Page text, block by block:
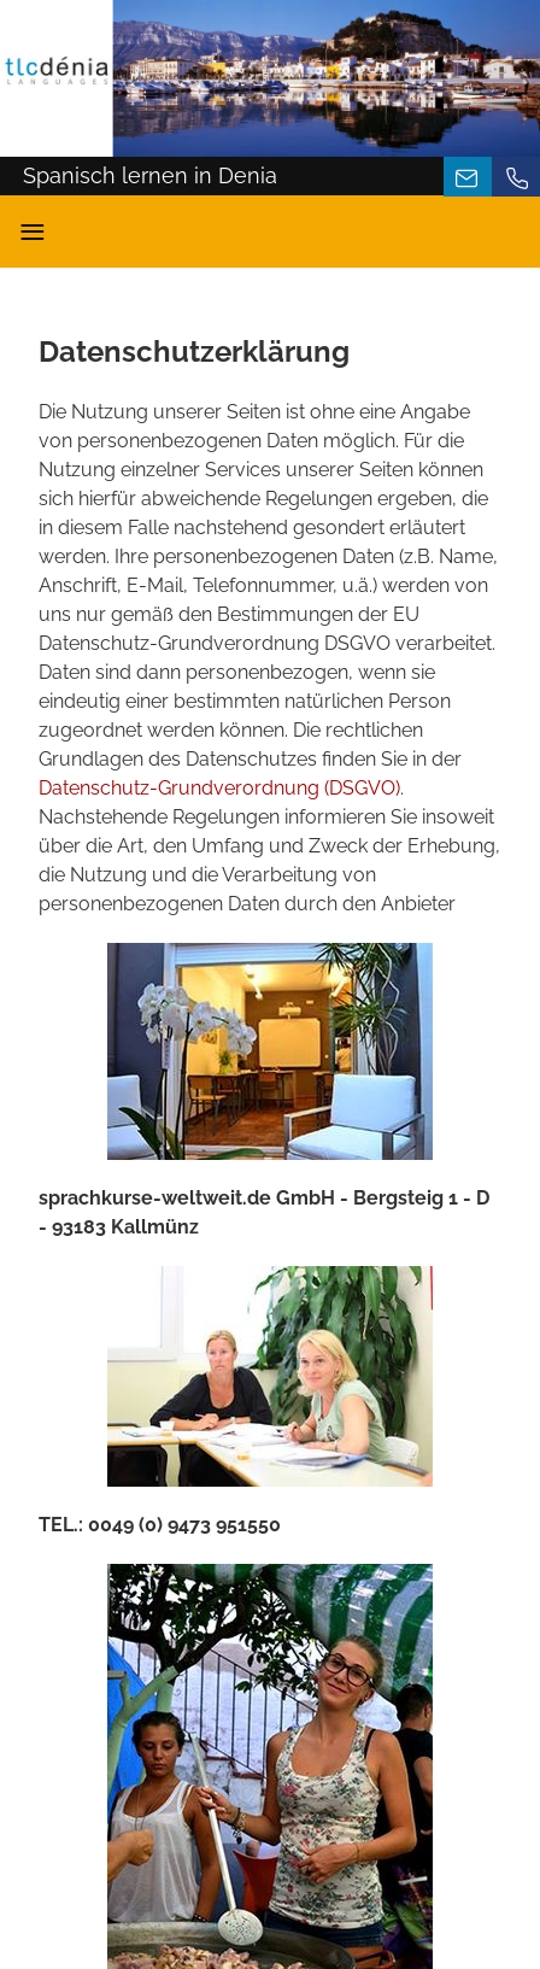
Spanisch lernen in Denia
≡
Datenschutzerklärung
Die Nutzung unserer Seiten ist ohne eine Angabe
von personenbezogenen Daten möglich. Für die
Nutzung einzelner Services unserer Seiten können
sich hierfür abweichende Regelungen ergeben, die
in diesem Falle nachstehend gesondert erläutert
werden. Ihre personenbezogenen Daten (z.B. Name,
Anschrift, E-Mail, Telefonnummer, u.ä.) werden von
uns nur gemäß den Bestimmungen der EU
Datenschutz-Grundverordnung DSGVO verarbeitet.
Daten sind dann personenbezogen, wenn sie
eindeutig einer bestimmten natürlichen Person
zugeordnet werden können. Die rechtlichen
Grundlagen des Datenschutzes finden Sie in der
Datenschutz-Grundverordnung (DSGVO).
Nachstehende Regelungen informieren Sie insoweit
über die Art, den Umfang und Zweck der Erhebung,
die Nutzung und die Verarbeitung von
personenbezogenen Daten durch den Anbieter
sprachkurse-weltweit.de GmbH - Bergsteig 1 - D
- 93183 Kallmünz
TEL.: 0049 (0) 9473 951550